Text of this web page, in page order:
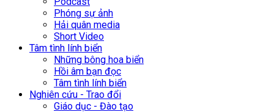
Phóng sự ảnh
Hải quân media
Short Video
Tâm tình lính biển
Những bông hoa biển
Hồi âm bạn đọc
Tâm tình lính biển
Nghiên cứu - Trao đổi
Giáo dục - Đào tạo